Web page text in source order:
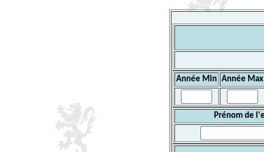
Année Min Année Max
Prénom de